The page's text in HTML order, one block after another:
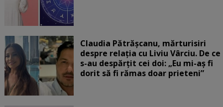
Claudia Pătrășcanu, mărturisiri
despre relația cu Liviu Vârciu. De ce
s-au despărțit cei doi: „Eu mi-aș fi
dorit să fi rămas doar prieteni”